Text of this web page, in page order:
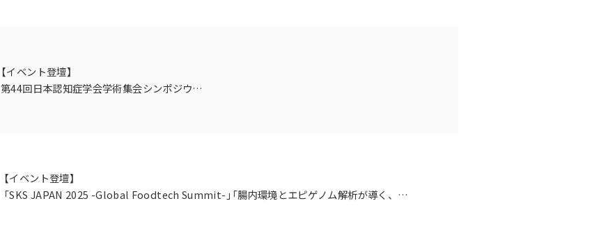
【イベント登壇】
第44回日本認知症学会学術集会シンポジウムに
【イベント登壇】
「SKS JAPAN 2025 -Global Foodtech Summit-」「腸内環境とエピゲノム解析が導く、